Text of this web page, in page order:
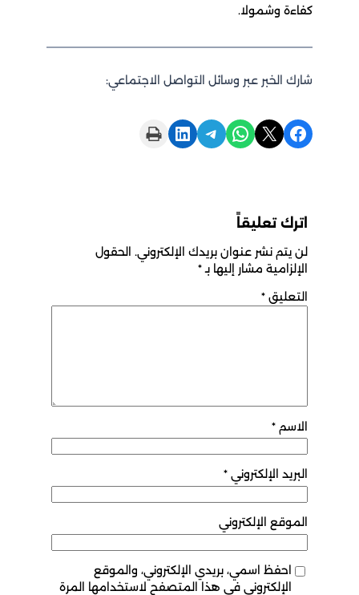
كفاءة وشمولا.
شارك الخبر عبر وسائل التواصل الاجتماعي:
Share on Facebook
Share on X
Share on WhatsApp
Share on Telegram
Share on LinkedIn
Print this Page
اترك تعليقاً
لن يتم نشر عنوان بريدك الإلكتروني. الحقول
الإلزامية مشار إليها بـ*
التعليق *
الاسم *
البريد الإلكتروني *
الموقع الإلكتروني
احفظ اسمي، بريدي الإلكتروني، والموقع
الإلكتروني في هذا المتصفح لاستخدامها المرة